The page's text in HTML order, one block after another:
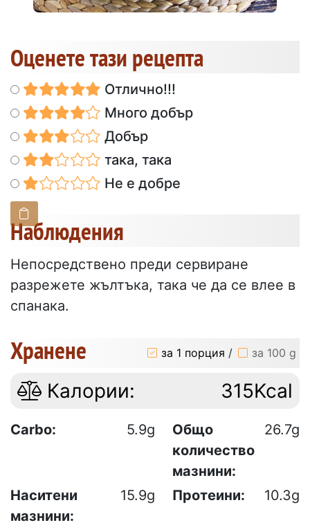
Оценете тази рецепта
Отлично!!!
Много добър
Добър
така, така
Не е добре
Наблюдения
Непосредствено преди сервиране
разрежете жълтъка, така че да се влее в
спанака.
Хранене за 1 порция / за 100 g
Калории: 315Kcal
Carbo: 5.9g
Общо
количество
мазнини:
26.7g
Наситени
мазнини:
15.9g Протеини: 10.3g